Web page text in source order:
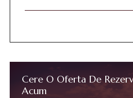
Cere O Oferta De
Acum